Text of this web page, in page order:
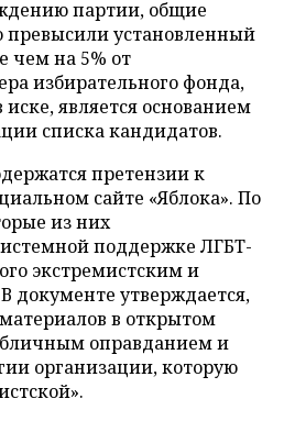
партии, общие
превысили установленный
чем на 5% от
избирательного фонда,
является основанием
списка кандидатов.
претензии к
сайте «Яблока». По
из них
поддержке ЛГБТ-
экстремистским и
документе утверждается,
в открытом
оправданием и
организации, которую